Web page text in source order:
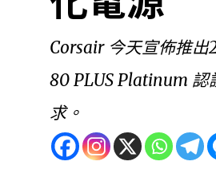
Corsair 今天宣佈推
80 PLUS Platinum 認
求。